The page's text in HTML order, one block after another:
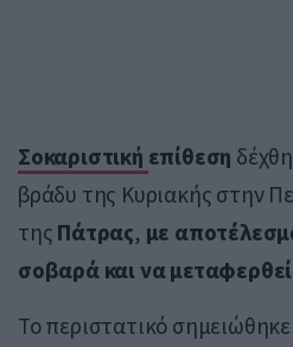
Σοκαριστική επίθεση
βράδυ της Κυριακής στην
της Πάτρας, με
σοβαρά και να
Το περιστατικό